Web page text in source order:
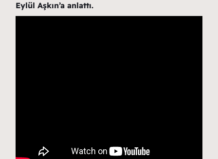
Eylül Aşkın’a anlattı.